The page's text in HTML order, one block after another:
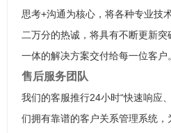
思考+沟通为核心，将各种专业技
二万分的热诚，将具有不断更新
一体的解决方案交付给每一位客户。
售后服务团队
我们的客服推行24小时“快速响应
们拥有靠谱的客户关系管理系统，